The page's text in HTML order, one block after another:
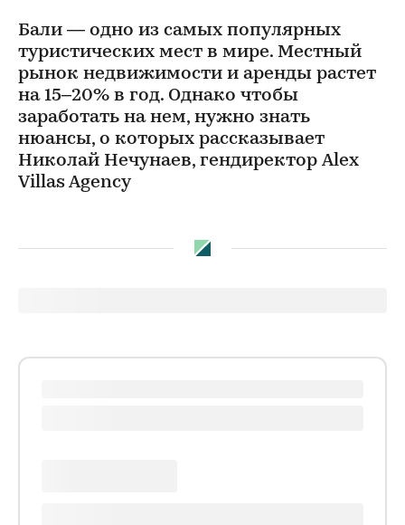
Бали — одно из самых популярных
туристических мест в мире. Местный
рынок недвижимости и аренды растет
на 15–20% в год. Однако чтобы
заработать на нем, нужно знать
нюансы, о которых рассказывает
Николай Нечунаев, гендиректор Alex
Villas Agency